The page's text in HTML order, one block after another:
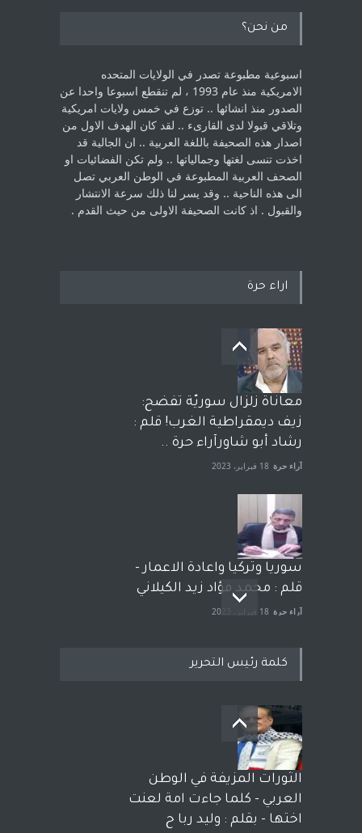
من نحن؟
اسبوعية مطبوعة تصدر في الولايات المتحده
الامريكية منذ عام 1993 ، لم ‏تنقطع اسبوعا واحدا عن
الصدور منذ انشائها .. توزع في خمس ولايات امريكية
‏وتلاقي قبولا لدى القارىء ..‏ لقد كان الهدف الاول من
اصدار هذه الصحيفة باللغة العربية .. ان الجالية قد
اخذت ‏تنسى لغتها وجمالياتها .. ولم تكن الفضائيات او
الصحف العربية المطبوعة في الوطن ‏العربي تصل
الى هذه الناحية .. وقد يسر لنا ذلك سرعة الانتشار
والقبول . اذ كانت ‏الصحيفة الاولى من حيث القدم . ‏
اراء حرة
معاناة زلزال سوريّة تفضح:
زيف ديمقراطية الغرب! قلم :
رشاد أبو شاورآراء حرة ..
آراء حرة 18 فبراير، 2023
سوريا وتركيا واعادة الاعمار -
قلم : محمد فؤاد زيد الكيلاني
آراء حرة 18 فبراير، 2023
بعد معارك قضائية طاحنة كتب
وترافع فيها بنفسه مرة اخرى..
الشيخ طارق يوسف يقهر
الحكومة الأمريكية ، فأعطوه
الجنسية عن يد وهم صاغرون،
آراء حرة مختارات 7 أبريل، 2023
كلمة رئيس التحرير
الثورات المزيفة في الوطن
العربي - كلما جاءت امة لعنت
اختها - بقلم : وليد ربا ح